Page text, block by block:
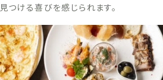
つける喜びを感じられます。